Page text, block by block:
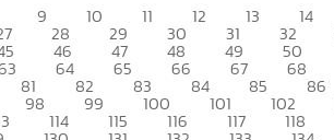
9 10 11 12 13 14
28 29 30 31 32
46 47 48 49 50
64 65 66 67 68
81 82 83 84 85 86
98 99 100 101 102
114 115 116 117 118